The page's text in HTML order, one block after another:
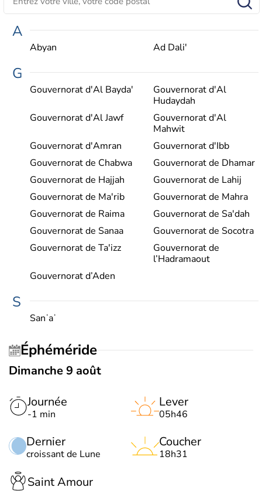
A
Abyan Ad Dali'
G
Gouvernorat d'Al Bayda'
Gouvernorat d'Al
Hudaydah
Gouvernorat d'Al Jawf
Gouvernorat d'Al
Mahwit
Gouvernorat d'Amran
Gouvernorat d'Ibb
Gouvernorat de Chabwa
Gouvernorat de Dhamar
Gouvernorat de Hajjah
Gouvernorat de Lahij
Gouvernorat de Ma'rib
Gouvernorat de Mahra
Gouvernorat de Raima
Gouvernorat de Sa'dah
Gouvernorat de Sanaa
Gouvernorat de Socotra
Gouvernorat de Ta'izz
Gouvernorat de
l’Hadramaout
Gouvernorat d’Aden
S
Sanʿaʾ
Éphéméride
Dimanche 9 août
Journée
-1 min
Dernier
croissant de Lune
Lever
05h46
Coucher
18h31
Saint Amour